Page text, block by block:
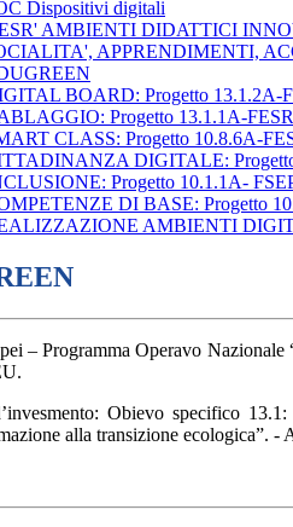
Dispositivi digitali
AMBIENTI DIDATTICI
APPRENDIMENTI,
BOARD: Progetto 13.1.2A-
Progetto 13.1.1A-
CLASS: Progetto 10.8.6A-
DIGITALE:
Progetto 10.1.1A-
DI BASE: Progetto
AMBIENTI
– Programma Operavo
Obievo specifico
alla transizione ecologica”.